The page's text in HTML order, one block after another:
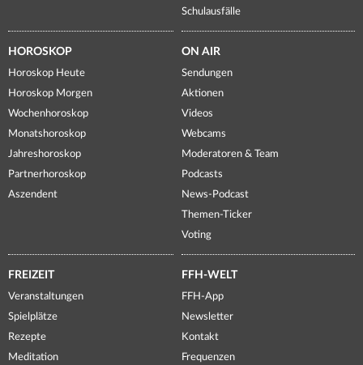
Schulausfälle
HOROSKOP
Horoskop Heute
Horoskop Morgen
Wochenhoroskop
Monatshoroskop
Jahreshoroskop
Partnerhoroskop
Aszendent
ON AIR
Sendungen
Aktionen
Videos
Webcams
Moderatoren & Team
Podcasts
News-Podcast
Themen-Ticker
Voting
FREIZEIT
Veranstaltungen
Spielplätze
Rezepte
Meditation
FFH-WELT
FFH-App
Newsletter
Kontakt
Frequenzen